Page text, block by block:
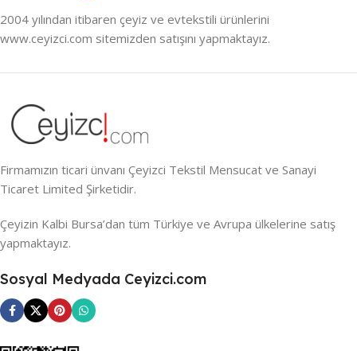
2004 yılından itibaren çeyiz ve evtekstili ürünlerini
www.ceyizci.com sitemizden satışını yapmaktayız.
Firmamızın ticari ünvanı Çeyizci Tekstil Mensucat ve Sanayi
Ticaret Limited Şirketidir.
Çeyizin Kalbi Bursa’dan tüm Türkiye ve Avrupa ülkelerine satış
yapmaktayız.
Sosyal Medyada Ceyizci.com